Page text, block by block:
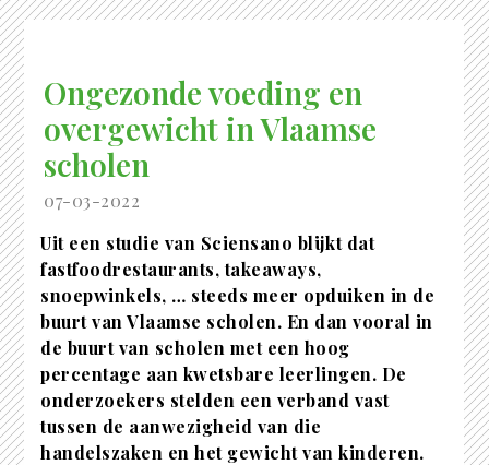
EDITIES
LID WORDEN
AANMELDEN
Ongezonde voeding en
overgewicht in Vlaamse
scholen
07-03-2022
Uit een studie van Sciensano blijkt dat
fastfoodrestaurants, takeaways,
snoepwinkels, … steeds meer opduiken in de
buurt van Vlaamse scholen. En dan vooral in
de buurt van scholen met een hoog
percentage aan kwetsbare leerlingen. De
onderzoekers stelden een verband vast
tussen de aanwezigheid van die
handelszaken en het gewicht van kinderen.